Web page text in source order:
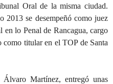
Oral de la misma ciudad.
2013 se desempeñó como juez
lo Penal de Rancagua, cargo
como titular en el TOP de Santa
Martínez, entregó unas